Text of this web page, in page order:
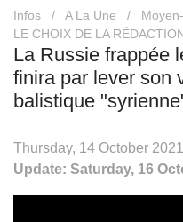
Infos / A La Une /
LE CHOIX DE LA
La Russie frappée
finira par lever son
balistique
Thursday, 14 October
Update: Saturday, 16